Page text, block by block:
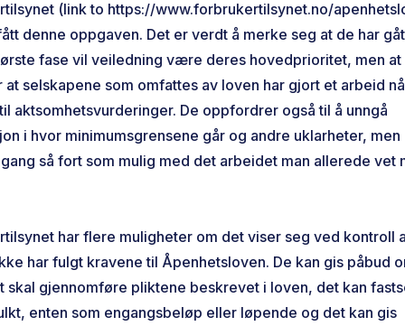
(link to https://www.forbrukertilsynet.no/
denne oppgaven. Det er verdt å merke seg at de har
fase vil veiledning være deres hovedprioritet, men at
selskapene som omfattes av loven har gjort et arbeid
aktsomhetsvurderinger. De oppfordrer også til å unngå
i hvor minimumsgrensene går og andre uklarheter, men
så fort som mulig med det arbeidet man allerede vet
har flere muligheter om det viser seg ved kontroll
har fulgt kravene til Åpenhetsloven. De kan gis påbud
skal gjennomføre pliktene beskrevet i loven, det kan
enten som engangsbeløp eller løpende og det kan gis